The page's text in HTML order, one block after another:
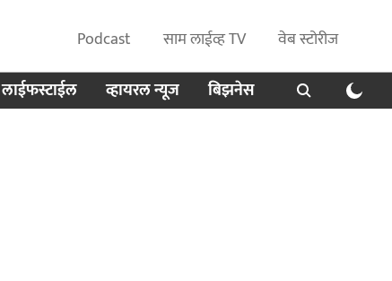
Podcast साम लाईव्ह TV
वेब स्टोरीज
लाईफस्टाईल व्हायरल न्यूज बिझनेस